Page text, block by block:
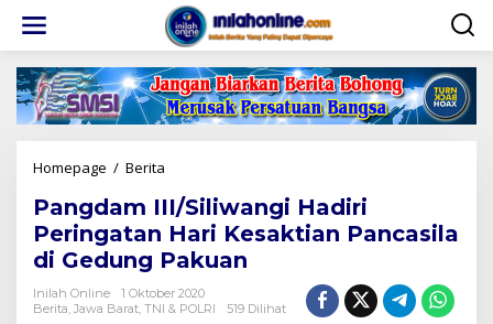
konten
Homepage / Berita
Hadiri
Peringatan
Hari
Kesaktian
Pancasila
di
Pangdam III/Siliwangi Hadiri
Peringatan Hari Kesaktian Pancasila
di Gedung Pakuan
Inilah Online
1 Oktober 2020
Berita Jawa Barat TNI & POLRI 519 Dilihat